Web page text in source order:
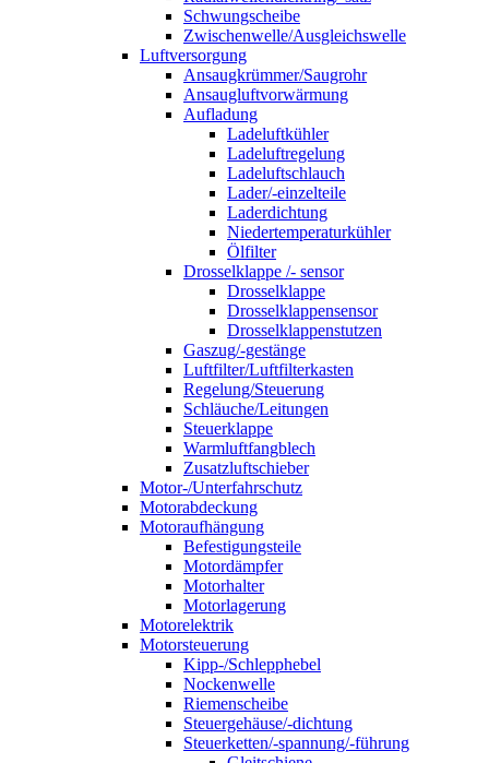
Schwungscheibe
Zwischenwelle/Ausgleichswelle
Luftversorgung
Ansaugkrümmer/Saugrohr
Ansaugluftvorwärmung
Aufladung
Ladeluftkühler
Ladeluftregelung
Ladeluftschlauch
Lader/-einzelteile
Laderdichtung
Niedertemperaturkühler
Ölfilter
Drosselklappe /- sensor
Drosselklappe
Drosselklappensensor
Drosselklappenstutzen
Gaszug/-gestänge
Luftfilter/Luftfilterkasten
Regelung/Steuerung
Schläuche/Leitungen
Steuerklappe
Warmluftfangblech
Zusatzluftschieber
Motor-/Unterfahrschutz
Motorabdeckung
Motoraufhängung
Befestigungsteile
Motordämpfer
Motorhalter
Motorlagerung
Motorelektrik
Motorsteuerung
Kipp-/Schlepphebel
Nockenwelle
Riemenscheibe
Steuergehäuse/-dichtung
Steuerketten/-spannung/-führung